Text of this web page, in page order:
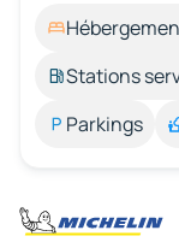
Stations
Parkings